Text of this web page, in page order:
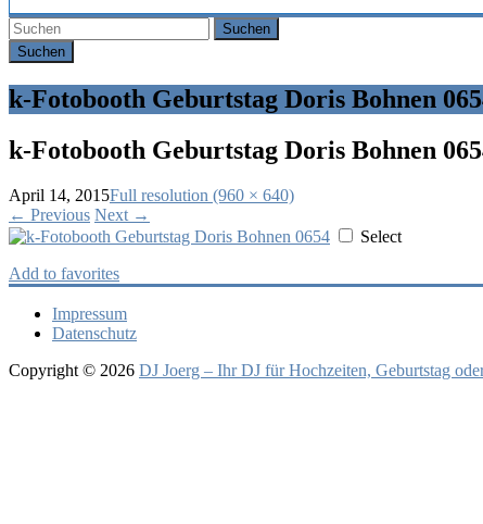
Ihre
Hochzeit,
Geburtstag
oder
Firmenfeier.
Suchen
k-Fotobooth Geburtstag Doris Bohnen
k-Fotobooth Geburtstag Doris Bohnen
April 14, 2015Full resolution (960 × 640)
← Previous Next →
Select
Add to favorites
Impressum
Datenschutz
Copyright © 2026 DJ Joerg – Ihr DJ für Hochzeiten, Geburtstag